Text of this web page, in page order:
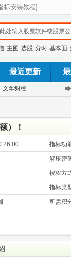
主图 选股 分时 基本面
最近更新
文华财经
）！
指标功
解压密
授权方
指标类
所需积